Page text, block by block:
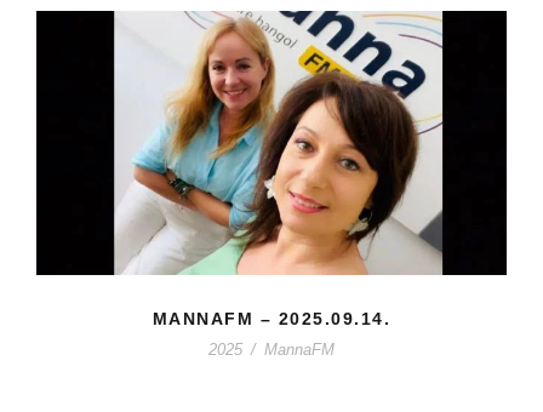
MANNAFM – 2025.09.14.
2025 / MannaFM